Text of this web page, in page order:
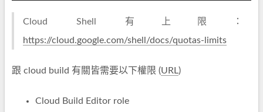
Cloud Shell 有上限：
https://cloud.google.com/shell/docs/quotas-limits
跟 cloud build 有關皆需要以下權限 (URL)
Cloud Build Editor role